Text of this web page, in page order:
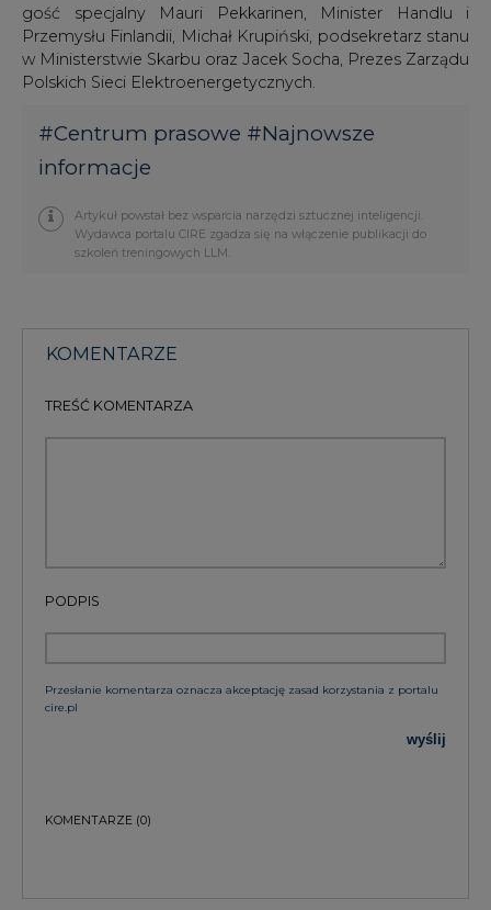
gość specjalny Mauri Pekkarinen, Minister Handlu i
Przemysłu Finlandii, Michał Krupiński, podsekretarz stanu
w Ministerstwie Skarbu oraz Jacek Socha, Prezes Zarządu
Polskich Sieci Elektroenergetycznych.
#Centrum prasowe #Najnowsze
informacje
Artykuł powstał bez wsparcia narzędzi sztucznej inteligencji.
Wydawca portalu CIRE zgadza się na włączenie publikacji do
szkoleń treningowych LLM.
KOMENTARZE
TREŚĆ KOMENTARZA
PODPIS
Przesłanie komentarza oznacza akceptację zasad korzystania z portalu
cire.pl
wyślij
KOMENTARZE (0)